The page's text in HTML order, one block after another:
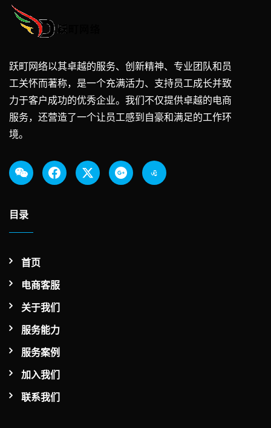
跃町网络以其卓越的服务、创新精神、专业团队和员
工关怀而著称，是一个充满活力、支持员工成长并致
力于客户成功的优秀企业。我们不仅提供卓越的电商
服务，还营造了一个让员工感到自豪和满足的工作环
境。
目录
首页
电商客服
关于我们
服务能力
服务案例
加入我们
联系我们